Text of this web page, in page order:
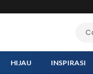
HIJAU INSPIRASI